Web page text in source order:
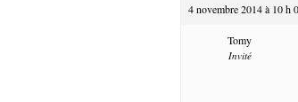
4 novembre 2014 à 10 h
Tomy
Invité